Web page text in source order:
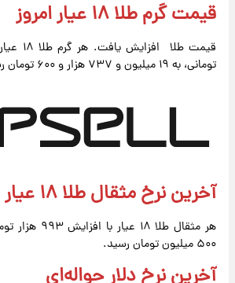
قیمت گرم طلا ۱۸ عیار امروز
تومانی، به ۱۹ میلیون و ۷۳۷ هزار و ۶۰۰ تومان رسید.
آخرین نرخ مثقال طلا ۱۸ عیار
۵۰۰ میلیون تومان رسید‌.
آخرین نرخ دلار حواله‌ای